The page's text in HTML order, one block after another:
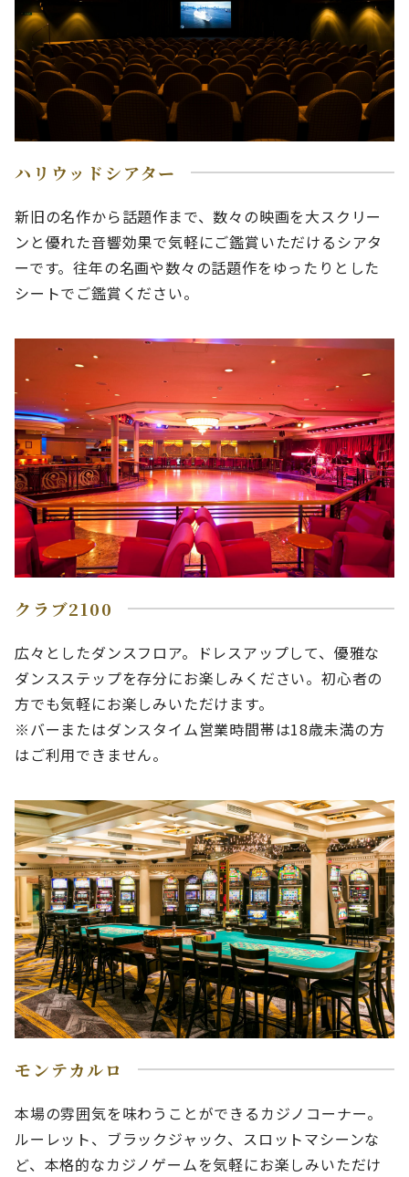
ハリウッドシアター
新旧の名作から話題作まで、数々の映画を大スクリー
ンと優れた音響効果で気軽にご鑑賞いただけるシアタ
ーです。往年の名画や数々の話題作をゆったりとした
シートでご鑑賞ください。
クラブ2100
広々としたダンスフロア。ドレスアップして、優雅な
ダンスステップを存分にお楽しみください。初心者の
方でも気軽にお楽しみいただけます。
※バーまたはダンスタイム営業時間帯は18歳未満の方
はご利用できません。
モンテカルロ
本場の雰囲気を味わうことができるカジノコーナー。
ルーレット、ブラックジャック、スロットマシーンな
ど、本格的なカジノゲームを気軽にお楽しみいただけ